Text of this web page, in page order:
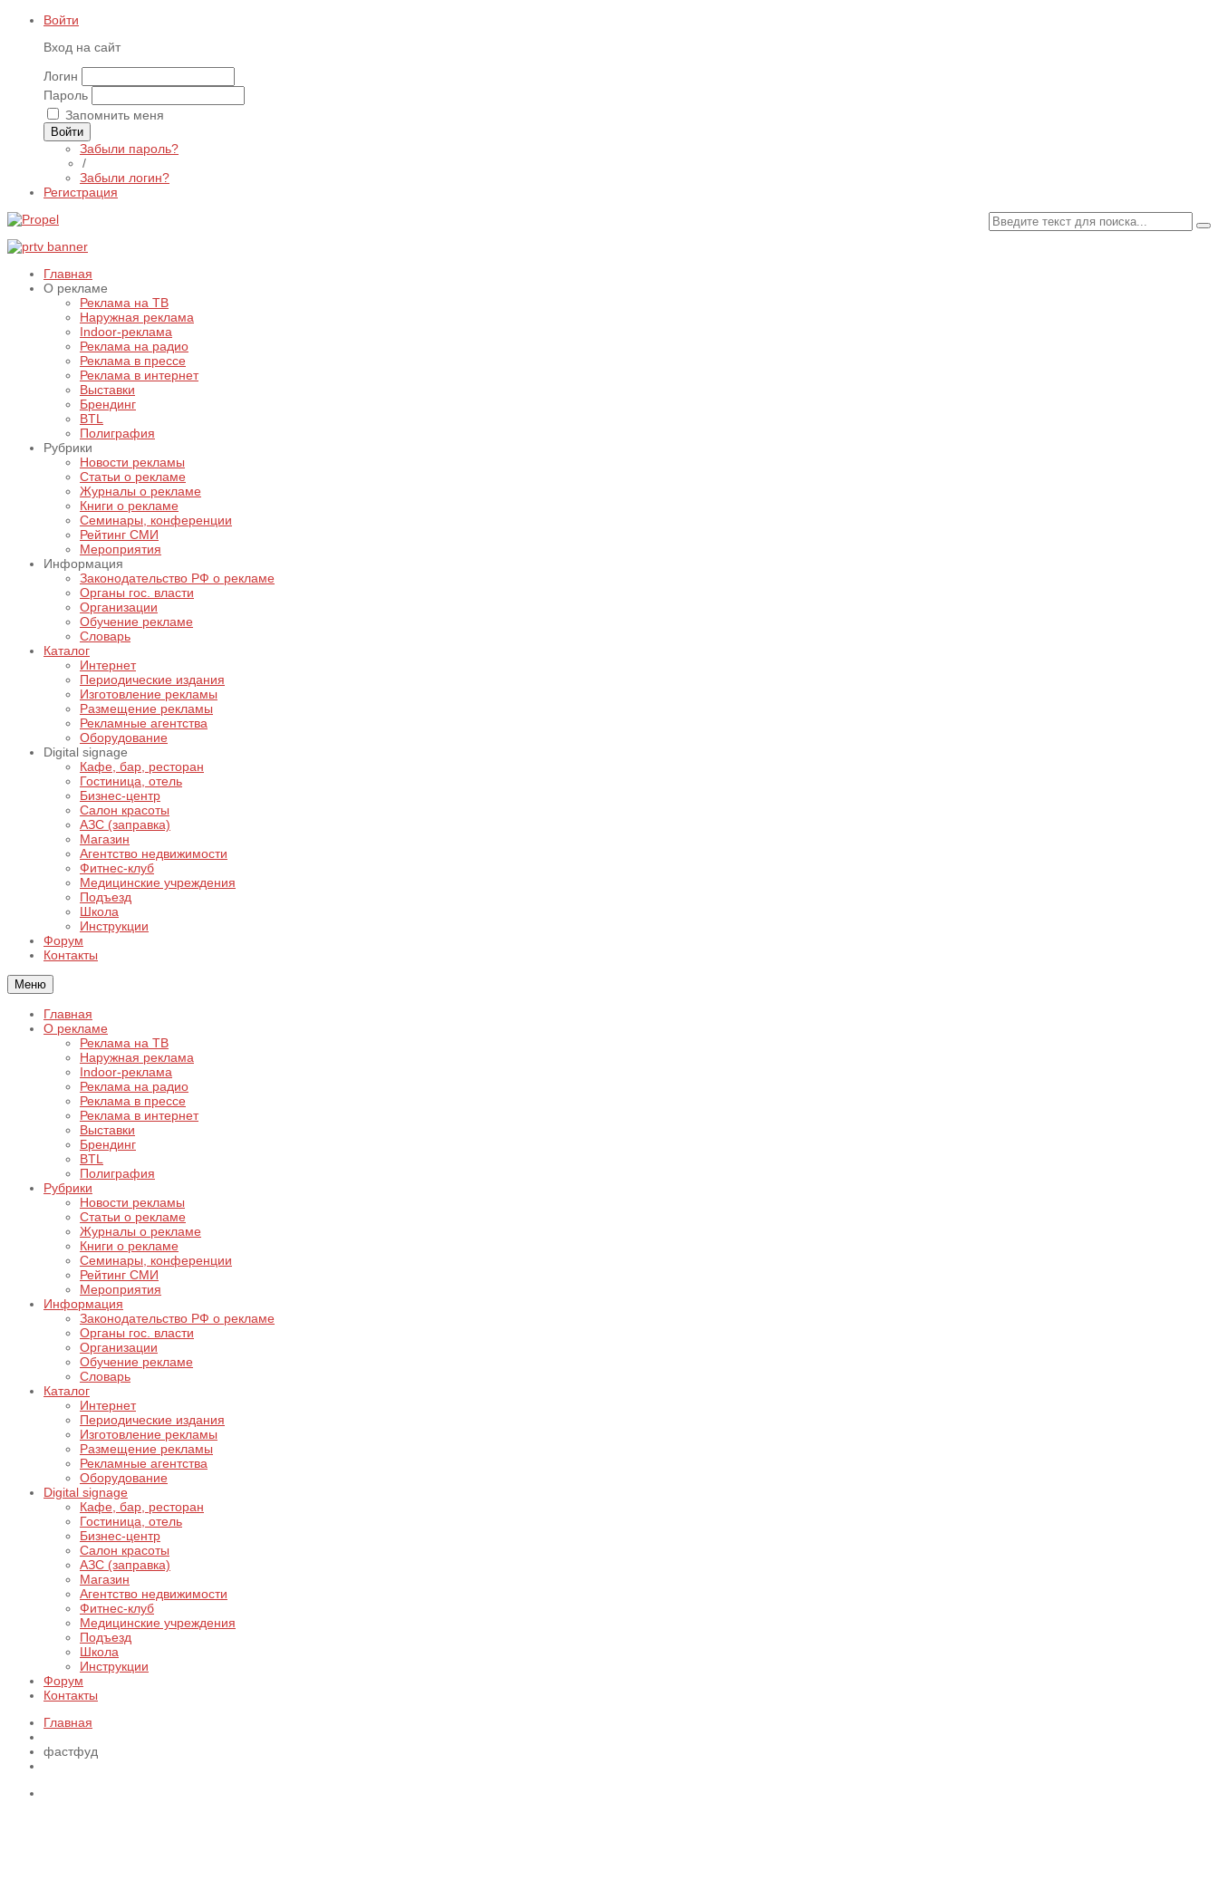
Войти
Вход на сайт
Логин
Пароль
Запомнить меня
Войти
Забыли пароль?
/
Забыли логин?
Регистрация
Главная
О рекламе
Реклама на ТВ
Наружная реклама
Indoor-реклама
Реклама на радио
Реклама в прессе
Реклама в интернет
Выставки
Брендинг
BTL
Полиграфия
Рубрики
Новости рекламы
Статьи о рекламе
Журналы о рекламе
Книги о рекламе
Семинары, конференции
Рейтинг СМИ
Мероприятия
Информация
Законодательство РФ о рекламе
Органы гос. власти
Организации
Обучение рекламе
Словарь
Каталог
Интернет
Периодические издания
Изготовление рекламы
Размещение рекламы
Рекламные агентства
Оборудование
Digital signage
Кафе, бар, ресторан
Гостиница, отель
Бизнес-центр
Салон красоты
АЗС (заправка)
Магазин
Агентство недвижимости
Фитнес-клуб
Медицинские учреждения
Подъезд
Школа
Инструкции
Форум
Контакты
Меню
Главная
О рекламе
Реклама на ТВ
Наружная реклама
Indoor-реклама
Реклама на радио
Реклама в прессе
Реклама в интернет
Выставки
Брендинг
BTL
Полиграфия
Рубрики
Новости рекламы
Статьи о рекламе
Журналы о рекламе
Книги о рекламе
Семинары, конференции
Рейтинг СМИ
Мероприятия
Информация
Законодательство РФ о рекламе
Органы гос. власти
Организации
Обучение рекламе
Словарь
Каталог
Интернет
Периодические издания
Изготовление рекламы
Размещение рекламы
Рекламные агентства
Оборудование
Digital signage
Кафе, бар, ресторан
Гостиница, отель
Бизнес-центр
Салон красоты
АЗС (заправка)
Магазин
Агентство недвижимости
Фитнес-клуб
Медицинские учреждения
Подъезд
Школа
Инструкции
Форум
Контакты
Главная
фастфуд